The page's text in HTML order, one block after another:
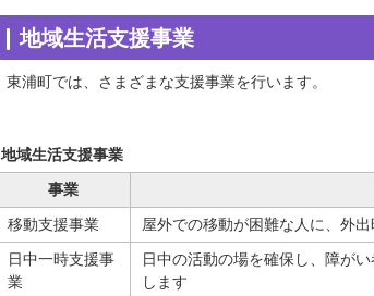
地域生活支援事業
東浦町では、さまざまな支援事業を行います。
地域生活支援事業
事業
移動支援事業
屋外での移動が困難な人に、外
日中一時支援事
業
日中の活動の場を確保し、障が
します